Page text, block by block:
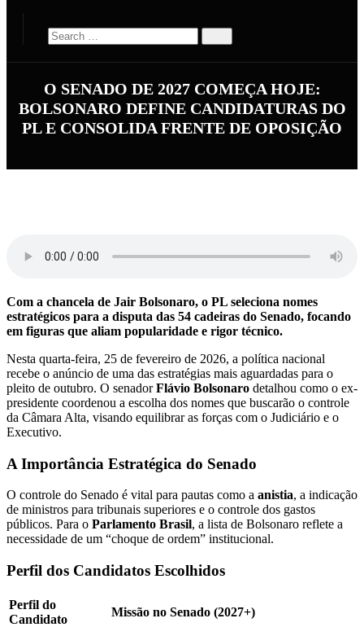
O SENADO DE 2027 COMEÇA HOJE:
BOLSONARO DEFINE CANDIDATURAS DO
PL E CONSOLIDA FRENTE DE OPOSIÇÃO
Com a chancela de Jair Bolsonaro, o PL seleciona nomes
estratégicos para a disputa das 54 cadeiras do Senado, focando
em figuras que aliam popularidade e rigor técnico.
Nesta quarta-feira, 25 de fevereiro de 2026, a política nacional
recebe o anúncio de uma das estratégias mais aguardadas para o
pleito de outubro. O senadorFlávio Bolsonaro detalhou como o ex-
presidente coordenou a escolha dos nomes que buscarão o controle
da Câmara Alta, visando equilibrar as forças com o Judiciário e o
Executivo.
A Importância Estratégica do Senado
O controle do Senado é vital para pautas como a anistia, a indicação
de ministros para tribunais superiores e o controle dos gastos
públicos. Para o Parlamento Brasil, a lista de Bolsonaro reflete a
necessidade de um “choque de ordem” institucional.
Perfil dos Candidatos Escolhidos
Perfil do
Candidato
Missão no Senado (2027+)